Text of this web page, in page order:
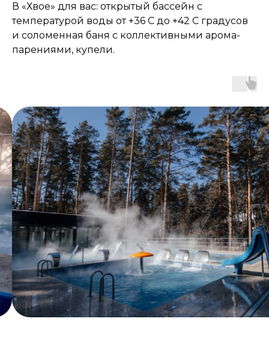
В «Хвое» для вас: открытый бассейн с
температурой воды от +36 С до +42 С градусов
и соломенная баня с коллективными арома-
парениями, купели.